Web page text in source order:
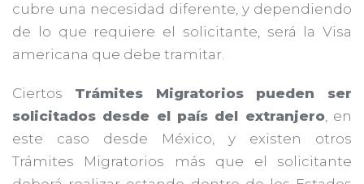
cubre una necesidad diferente, y dependiendo
de lo que requiere el solicitante, será la Visa
americana que debe tramitar.
Ciertos Trámites Migratorios pueden ser
solicitados desde el país del extranjero, en
este caso desde México, y existen otros
Trámites Migratorios más que el solicitante